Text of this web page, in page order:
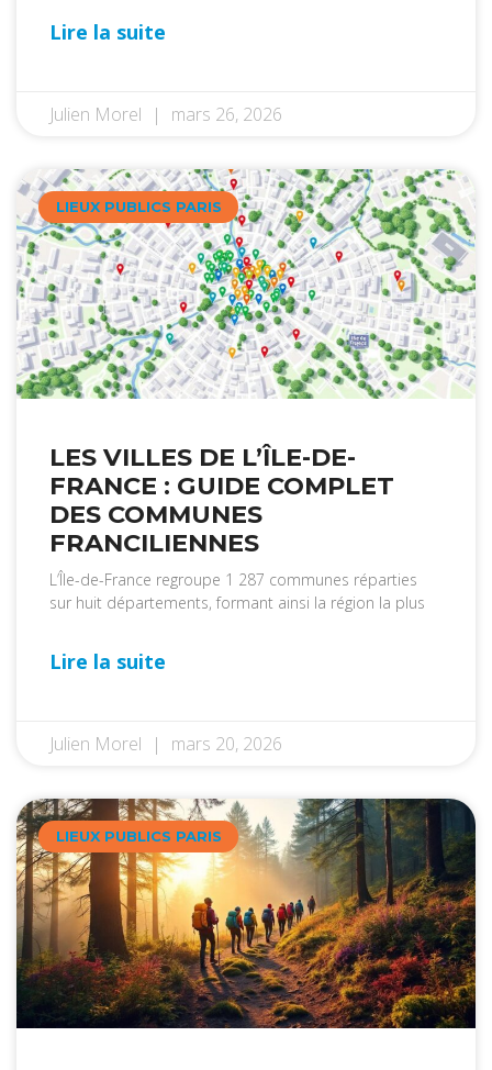
Lire la suite
Julien Morel mars 26, 2026
LIEUX PUBLICS PARIS
LES VILLES DE L’ÎLE-DE-
FRANCE : GUIDE COMPLET
DES COMMUNES
FRANCILIENNES
L’Île-de-France regroupe 1 287 communes réparties
sur huit départements, formant ainsi la région la plus
Lire la suite
Julien Morel mars 20, 2026
LIEUX PUBLICS PARIS